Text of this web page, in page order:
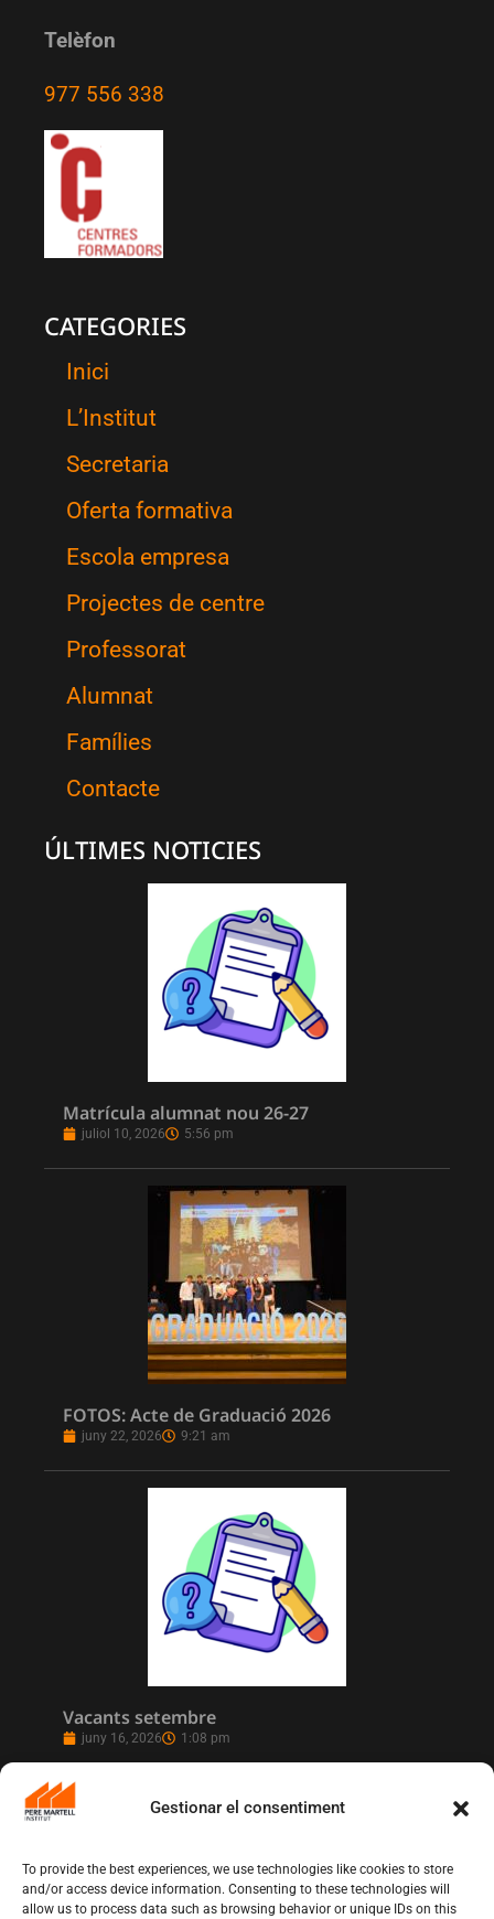
Gestionar el consentiment
To provide the best experiences, we use technologies like cookies to store
and/or access device information. Consenting to these technologies will
allow us to process data such as browsing behavior or unique IDs on this
Telèfon
977 556 338
CATEGORIES
Inici
L’Institut
Secretaria
Oferta formativa
Escola empresa
Projectes de centre
Professorat
Alumnat
Famílies
Contacte
ÚLTIMES NOTICIES
Matrícula alumnat nou 26-27
juliol 10, 2026 5:56 pm
FOTOS: Acte de Graduació 2026
juny 22, 2026 9:21 am
Vacants setembre
juny 16, 2026 1:08 pm